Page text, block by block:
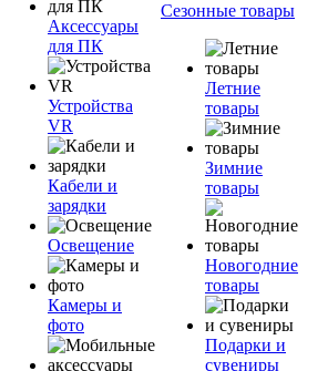
Аксессуары
для ПК
Устройства
VR
Кабели и
зарядки
Освещение
Камеры и
фото
Сезонные товары
Летние
товары
Зимние
товары
Новогодние
товары
Подарки и
сувениры